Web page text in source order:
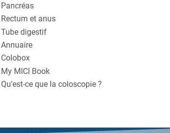
Pancréas
Rectum et anus
Tube digestif
Annuaire
Colobox
My MICI Book
Qu’est-ce que la coloscopie ?